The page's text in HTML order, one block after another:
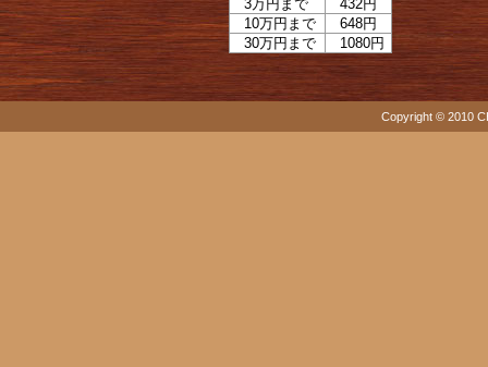
3万円まで
432円
10万円まで
648円
30万円まで
1080円
Copyright © 2010